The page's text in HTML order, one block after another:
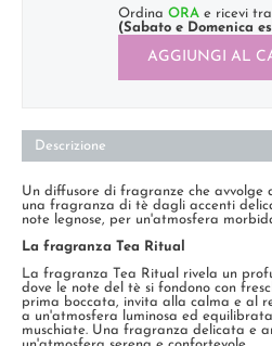
Ordina ORA e ricevi tra
(Sabato e Domenica
AGGIUNGI AL
Descrizione
Un diffusore di fragranze che avvolge
una fragranza di tè dagli accenti
note legnose, per un'atmosfera
La fragranza Tea Ritual
La fragranza Tea Ritual rivela un
dove le note del tè si fondono con
prima boccata, invita alla calma e al
a un'atmosfera luminosa ed
muschiate. Una fragranza delicata e